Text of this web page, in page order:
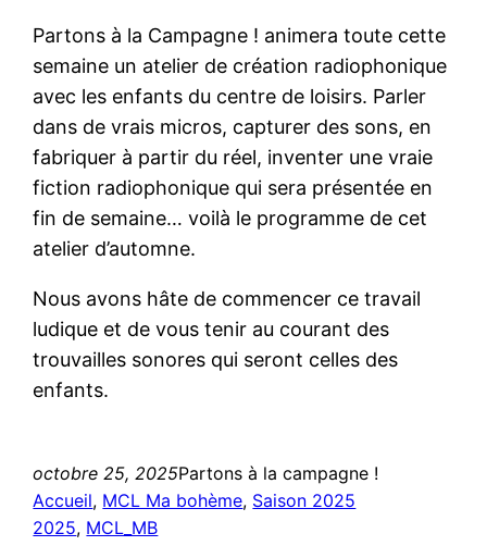
Partons à la Campagne ! animera toute cette
semaine un atelier de création radiophonique
avec les enfants du centre de loisirs. Parler
dans de vrais micros, capturer des sons, en
fabriquer à partir du réel, inventer une vraie
fiction radiophonique qui sera présentée en
fin de semaine… voilà le programme de cet
atelier d’automne.
Nous avons hâte de commencer ce travail
ludique et de vous tenir au courant des
trouvailles sonores qui seront celles des
enfants.
octobre 25, 2025Partons à la campagne !
Accueil, MCL Ma bohème, Saison 2025
2025, MCL_MB